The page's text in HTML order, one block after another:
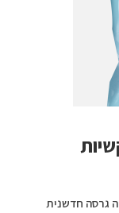
גרסה חדשנית